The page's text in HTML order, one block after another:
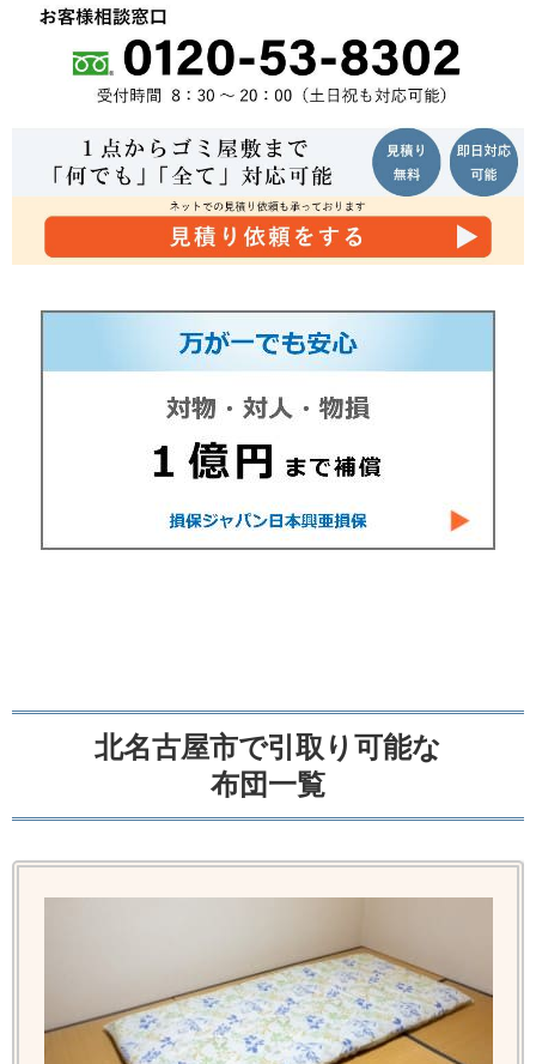
北名古屋市で引取り可能な
布団一覧